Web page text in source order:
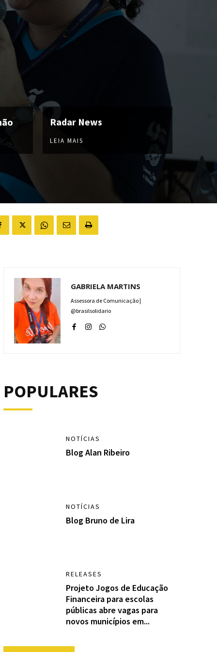
Radar News
LEIA MAIS
GABRIELA MARTINS
Assessora de Comunicação |
@brasilsolidario
POPULARES
NOTÍCIAS
Blog Alan Ribeiro
NOTÍCIAS
Blog Bruno de Lira
RELEASES
Projeto Jogos de Educação
Financeira para escolas
públicas abre vagas para
novos municípios em...